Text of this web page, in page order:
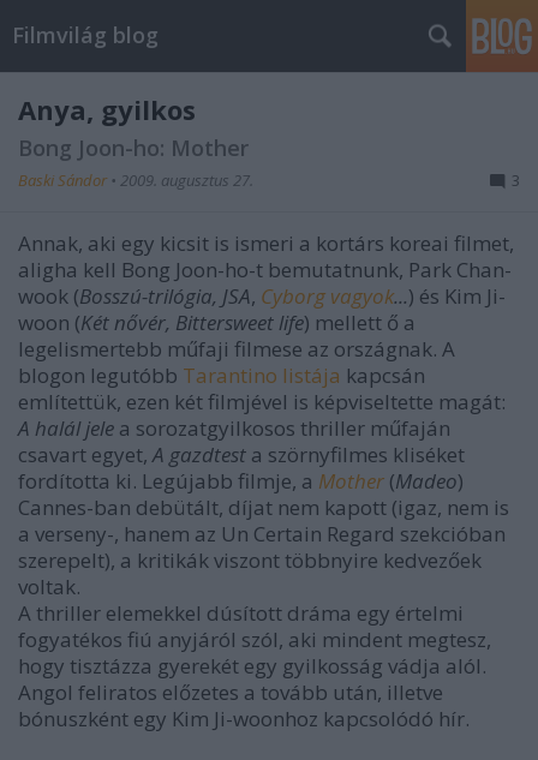
Filmvilág blog
Anya, gyilkos
Bong Joon-ho: Mother
Baski Sándor • 2009. augusztus 27. 3
Annak, aki egy kicsit is ismeri a kortárs koreai filmet,
aligha kell Bong Joon-ho-t bemutatnunk, Park Chan-
wook (Bosszú-trilógia, JSA, Cyborg vagyok...) és Kim Ji-
woon (Két nővér, Bittersweet life) mellett ő a
legelismertebb műfaji filmese az országnak. A
blogon legutóbb Tarantino listája kapcsán
említettük, ezen két filmjével is képviseltette magát:
A halál jele a sorozatgyilkosos thriller műfaján
csavart egyet,A gazdtest a szörnyfilmes kliséket
fordította ki. Legújabb filmje, a Mother (Madeo)
Cannes-ban debütált, díjat nem kapott (igaz, nem is
a verseny-, hanem az Un Certain Regard szekcióban
szerepelt), a kritikák viszont többnyire kedvezőek
voltak.
A thriller elemekkel dúsított dráma egy értelmi
fogyatékos fiú anyjáról szól, aki mindent megtesz,
hogy tisztázza gyerekét egy gyilkosság vádja alól.
Angol feliratos előzetes a tovább után, illetve
bónuszként egy Kim Ji-woonhoz kapcsolódó hír.